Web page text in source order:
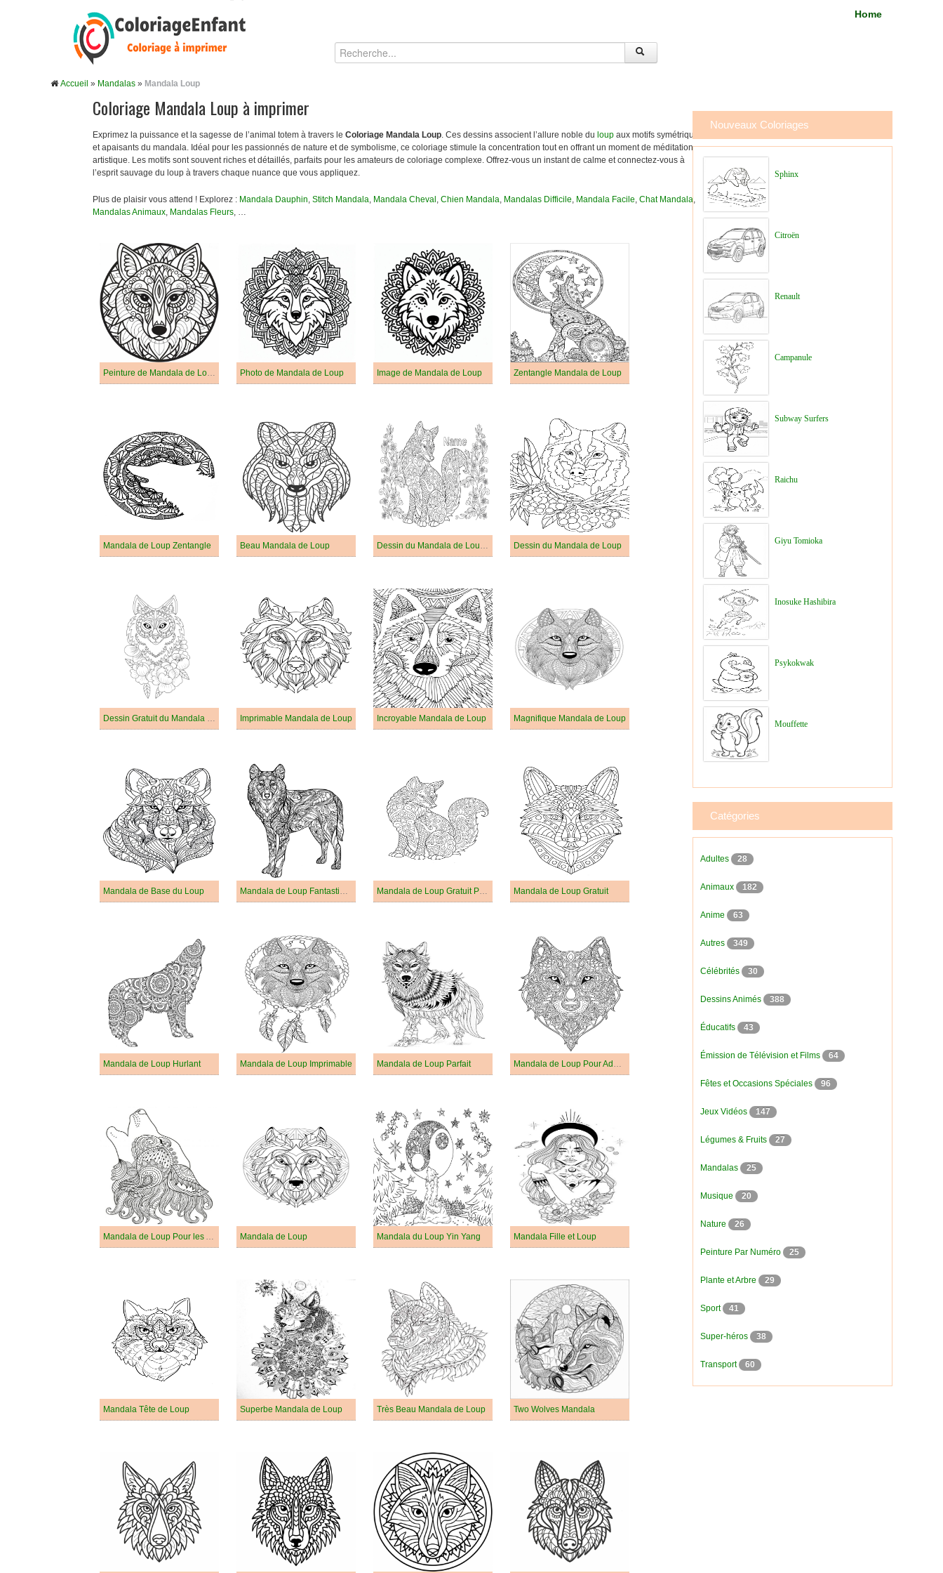
Home
Accueil » Mandalas » Mandala Loup
Coloriage Mandala Loup à imprimer
Exprimez la puissance et la sagesse de l’animal totem à travers le Coloriage Mandala Loup. Ces dessins associent l’allure noble du loup aux motifs symétriques
et apaisants du mandala. Idéal pour les passionnés de nature et de symbolisme, ce coloriage stimule la concentration tout en offrant un moment de méditation
artistique. Les motifs sont souvent riches et détaillés, parfaits pour les amateurs de coloriage complexe. Offrez-vous un instant de calme et connectez-vous à
l’esprit sauvage du loup à travers chaque nuance que vous appliquez.
Plus de plaisir vous attend ! Explorez : Mandala Dauphin, Stitch Mandala, Mandala Cheval , Chien Mandala, Mandalas Difficile, Mandala Facile, Chat Mandala,
Mandalas Animaux, Mandalas Fleurs, …
Peinture de Mandala de Loup Photo de Mandala de Loup Image de Mandala de Loup Zentangle Mandala de Loup
Mandala de Loup Zentangle Beau Mandala de Loup Dessin du Mandala de Loup Gratuit Dessin du Mandala de Loup
Dessin Gratuit du Mandala de Loup Imprimable Mandala de Loup Incroyable Mandala de Loup Magnifique Mandala de Loup
Mandala de Base du Loup Mandala de Loup Fantastique Mandala de Loup Gratuit Pour les Adultes Mandala de Loup Gratuit
Mandala de Loup Hurlant Mandala de Loup Imprimable Mandala de Loup Parfait Mandala de Loup Pour Adultes
Mandala de Loup Pour les Adultes Mandala de Loup Mandala du Loup Yin Yang Mandala Fille et Loup
Mandala Tête de Loup Superbe Mandala de Loup Très Beau Mandala de Loup Two Wolves Mandala
Nouveaux Coloriages
Sphinx
Citroën
Renault
Campanule
Subway Surfers
Raichu
Giyu Tomioka
Inosuke Hashibira
Psykokwak
Mouffette
Catégories
Adultes 28
Animaux 182
Anime 63
Autres 349
Célébrités 30
Dessins Animés 388
Éducatifs 43
Émission de Télévision et Films 64
Fêtes et Occasions Spéciales 96
Jeux Vidéos 147
Légumes & Fruits 27
Mandalas 25
Musique 20
Nature 26
Peinture Par Numéro 25
Plante et Arbre 29
Sport 41
Super-héros 38
Transport 60